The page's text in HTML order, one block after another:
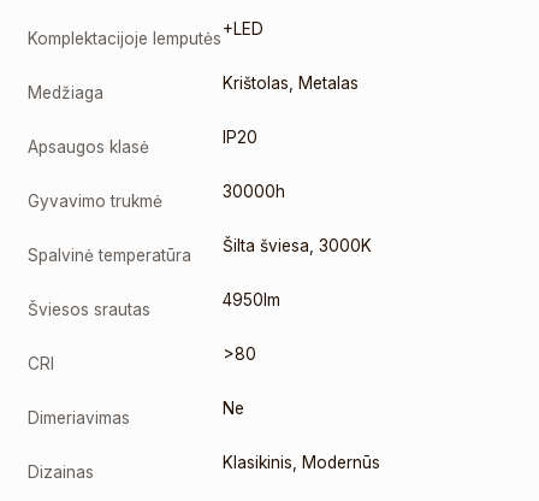
Komplektacijoje lemputės+LED
Medžiaga Krištolas Metalas
Apsaugos klasė IP20
Gyvavimo trukmė 30000h
Spalvinė temperatūra Šilta šviesa ,3000K
Šviesos srautas 4950lm
CRI >80
Dimeriavimas Ne
Dizainas Klasikinis, Modernūs